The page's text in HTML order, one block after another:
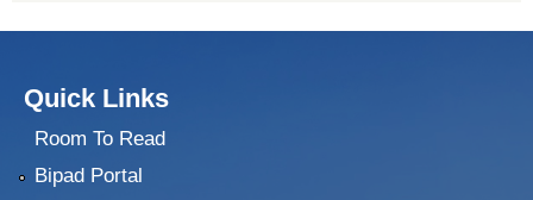
Quick Links
Room To Read
Bipad Portal